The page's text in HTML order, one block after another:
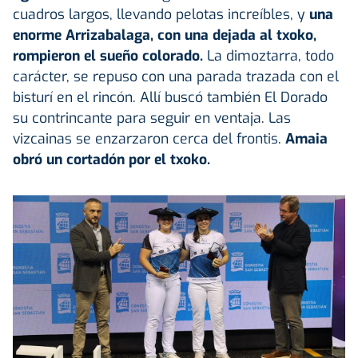
cuadros largos, llevando pelotas increíbles, y una
enorme Arrizabalaga, con una dejada al txoko,
rompieron el sueño colorado. La dimoztarra, todo
carácter, se repuso con una parada trazada con el
bisturí en el rincón. Allí buscó también El Dorado
su contrincante para seguir en ventaja. Las
vizcainas se enzarzaron cerca del frontis. Amaia
obró un cortadón por el txoko.